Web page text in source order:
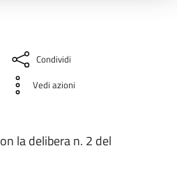
Condividi
Vedi azioni
la delibera n. 2 del